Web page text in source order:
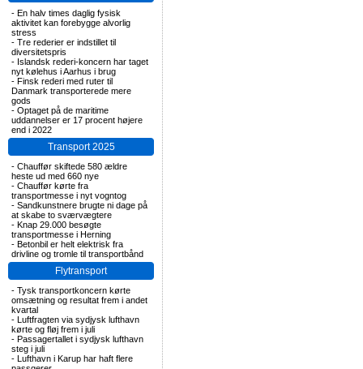
- En halv times daglig fysisk
aktivitet kan forebygge alvorlig
stress
- Tre rederier er indstillet til
diversitetspris
- Islandsk rederi-koncern har taget
nyt kølehus i Aarhus i brug
- Finsk rederi med ruter til
Danmark transporterede mere
gods
- Optaget på de maritime
uddannelser er 17 procent højere
end i 2022
Transport 2025
- Chauffør skiftede 580 ældre
heste ud med 660 nye
- Chauffør kørte fra
transportmesse i nyt vogntog
- Sandkunstnere brugte ni dage på
at skabe to sværvægtere
- Knap 29.000 besøgte
transportmesse i Herning
- Betonbil er helt elektrisk fra
drivline og tromle til transportbånd
Flytransport
- Tysk transportkoncern kørte
omsætning og resultat frem i andet
kvartal
- Luftfragten via sydjysk lufthavn
kørte og fløj frem i juli
- Passagertallet i sydjysk lufthavn
steg i juli
- Lufthavn i Karup har haft flere